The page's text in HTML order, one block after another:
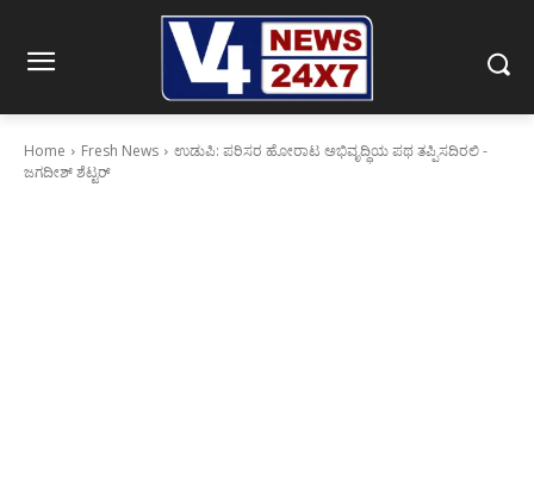
Home Fresh News
ಉಡುಪಿ: ಪರಿಸರ ಹೋರಾಟ ಅಭಿವೃದ್ಧಿಯ ಪಥ ತಪ್ಪಿಸದಿರಲಿ -
ಜಗದೀಶ್ ಶೆಟ್ಟರ್